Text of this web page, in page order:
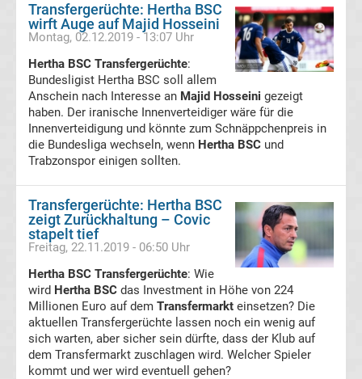
Transfergerüchte
Hamburger
SV
Transfergerüchte
Hannover
96
Transfergerüchte
Hertha
BSC
Transfergerüchte: Hertha BSC
wirft Auge auf Majid Hosseini
Montag, 02.12.2019 - 13:07 Uhr
Hertha BSC Transfergerüchte:
Bundesligist Hertha BSC soll allem
Anschein nach Interesse an Majid Hosseini gezeigt
haben. Der iranische Innenverteidiger wäre für die
Innenverteidigung und könnte zum Schnäppchenpreis in
die Bundesliga wechseln, wenn Hertha BSC und
Trabzonspor einigen sollten.
Transfergerüchte: Hertha BSC
zeigt Zurückhaltung – Covic
stapelt tief
Freitag, 22.11.2019 - 06:50 Uhr
Hertha BSC Transfergerüchte: Wie
wird Hertha BSC das Investment in Höhe von 224
Millionen Euro auf dem Transfermarkt einsetzen? Die
aktuellen Transfergerüchte lassen noch ein wenig auf
sich warten, aber sicher sein dürfte, dass der Klub auf
dem Transfermarkt zuschlagen wird. Welcher Spieler
kommt und wer wird eventuell gehen?